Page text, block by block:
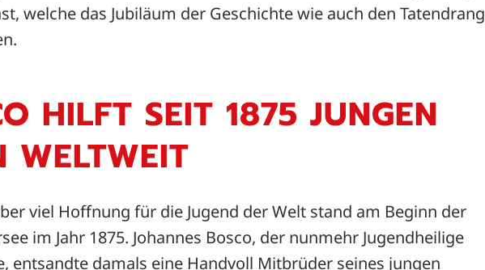
welche das Jubiläum der Geschichte wie auch den Tatendrang
HILFT SEIT 1875 JUNGEN
WELTWEIT
viel Hoffnung für die Jugend der Welt stand am Beginn der
im Jahr 1875. Johannes Bosco, der nunmehr Jugendheilige
entsandte damals eine Handvoll Mitbrüder seines jungen